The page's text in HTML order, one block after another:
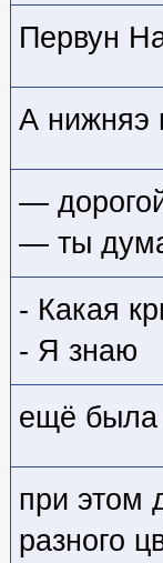
Первун
А нижняэ
—
— ты
- Какая
- Я знаю
ещё была
при этом
разного